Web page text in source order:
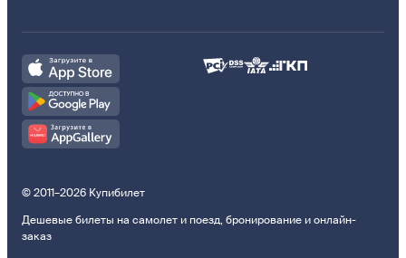
© 2011–2026 Купибилет
Дешевые билеты на самолет и поезд, бронирование и онлайн-
заказ